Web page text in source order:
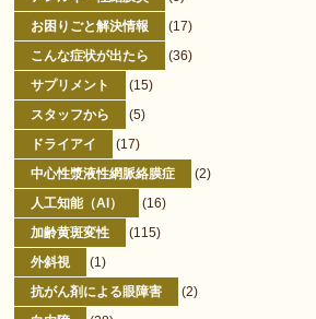
お困りごと解決情報
(17)
こんな症状が出たら
(36)
サプリメント
(15)
スタッフから
(5)
ドライアイ
(17)
中心性漿液性網脈絡膜症
(2)
人工知能（AI）
(16)
加齢黄斑変性
(115)
外斜視
(1)
抗がん剤による眼障害
(2)